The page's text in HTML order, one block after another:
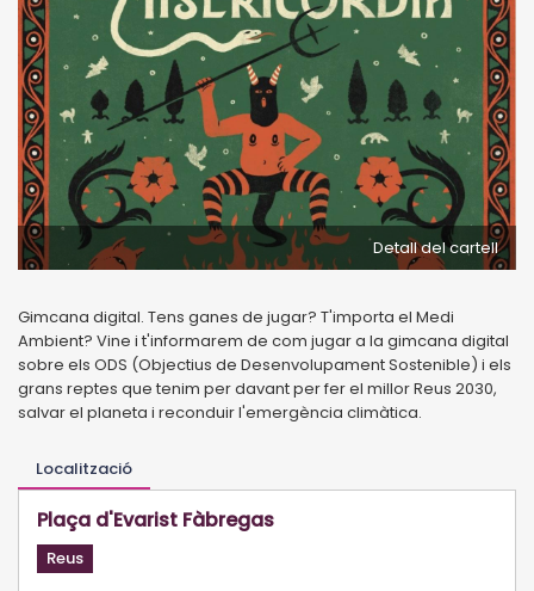
Detall del cartell
Gimcana digital. Tens ganes de jugar? T'importa el Medi
Ambient? Vine i t'informarem de com jugar a la gimcana digital
sobre els ODS (Objectius de Desenvolupament Sostenible) i els
grans reptes que tenim per davant per fer el millor Reus 2030,
salvar el planeta i reconduir l'emergència climàtica.
Localització
Plaça d'Evarist Fàbregas
Reus